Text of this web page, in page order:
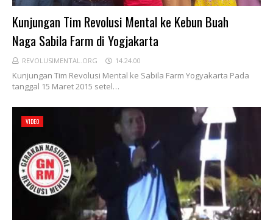
Kunjungan Tim Revolusi Mental ke Kebun Buah
Naga Sabila Farm di Yogjakarta
REVOLUSIMENTAL.ORG 14.24.00
Kunjungan Tim Revolusi Mental ke Sabila Farm Yogyakarta Pada
tanggal 15 Maret 2015 setel…
VIDEO